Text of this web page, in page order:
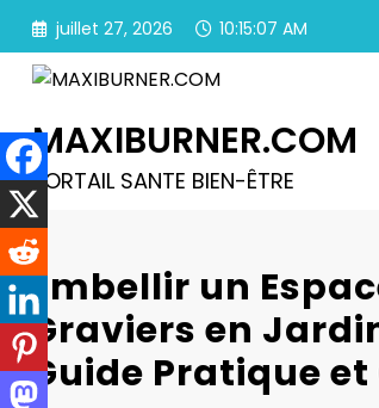
Aller
contenu
juillet 27, 2026 10:15:08 AM
MAXIBURNER.COM
PORTAIL SANTE BIEN-ÊTRE
Embellir un
Graviers en
Guide Pratique